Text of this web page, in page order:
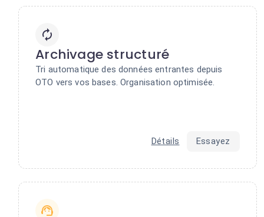
Archivage structuré
Tri automatique des données entrantes depuis
OTO vers vos bases. Organisation optimisée.
Détails Essayez